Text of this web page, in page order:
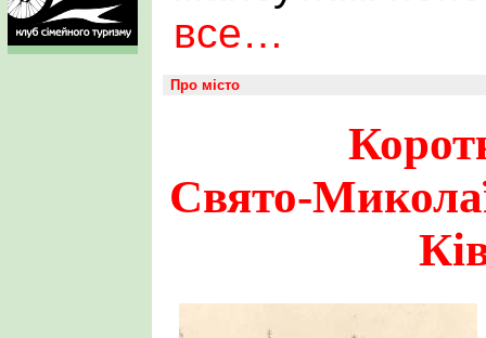
все…
Про місто
Свято-